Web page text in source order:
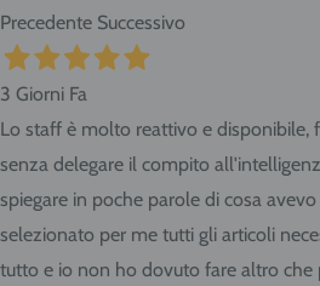
Precedente Successivo
3 Giorni Fa
Lo staff è molto reattivo e disponibile,
senza delegare il compito
spiegare in poche parole di cosa
selezionato per me tutti gli articoli
tutto e io non ho dovuto fare altro che